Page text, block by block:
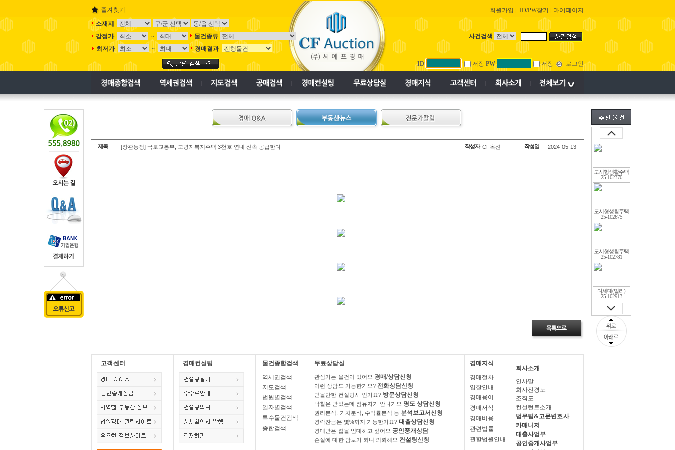
-122368
다세대(빌라)
24-101085
오피스텔
25-102132
도시형생활주택
25-102370
도시형생활주택
25-102675
도시형생활주택
25-102781
다세대(빌라)
25-102913
오피스텔
25-102929
즐겨찾기 회원가입 | ID/PW찾기 | 마이페이지
소재지
감정가
~ 물건종류
사건검색
최저가
~ 경매결과
ID 저장 PW 저장 로그인
제목 [장관동정] 국토교통부, 고령자복지주택 3천호 연내 신속 공급한다 작성자 CF옥션 작성일 2024-05-13
고객센터 경매컨설팅
물건종합검색
역세권검색
지도검색
법원별검색
일자별검색
특수물건검색
종합검색
무료상담실
관심가는 물건이 있어요 경매/상담신청
이런 상담도 가능한가요? 전화상담신청
믿을만한 컨설팅사 인가요? 방문상담신청
낙찰은 받았는데 점유자가 안나가요 명도 상담신청
권리분석, 가치분석, 수익률분석 등 분석보고서신청
경락잔금은 몇%까지 가능한가요? 대출상담신청
경매받은 집을 임대하고 싶어요 공인중개상담
손실에 대한 담보가 되니 의뢰해요 컨설팅신청
경매지식
경매절차
입찰안내
경매용어
경매서식
경매비용
관련법률
관할법원안내
회사소개
인사말
회사전경도
조직도
컨설턴트소개
법무팀&고문변호사
카매니저
대출사업부
공인중개사업부